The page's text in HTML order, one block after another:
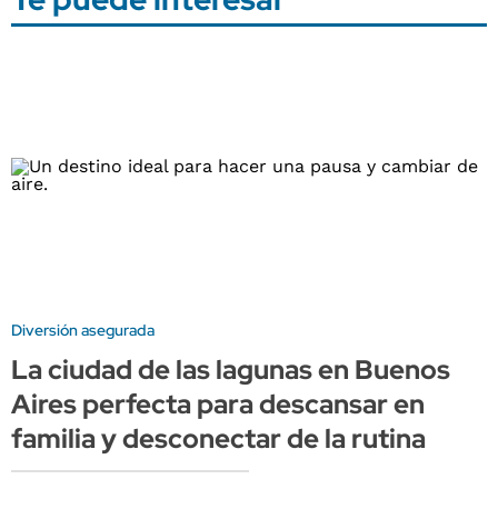
Diversión asegurada
La ciudad de las lagunas en Buenos
Aires perfecta para descansar en
familia y desconectar de la rutina